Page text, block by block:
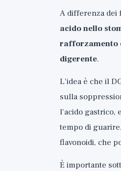
A differenza dei
acido nello
rafforzamento
digerente.
L'idea è che il
sulla
l'acido gastrico,
tempo di
flavonoidi, che
È importante